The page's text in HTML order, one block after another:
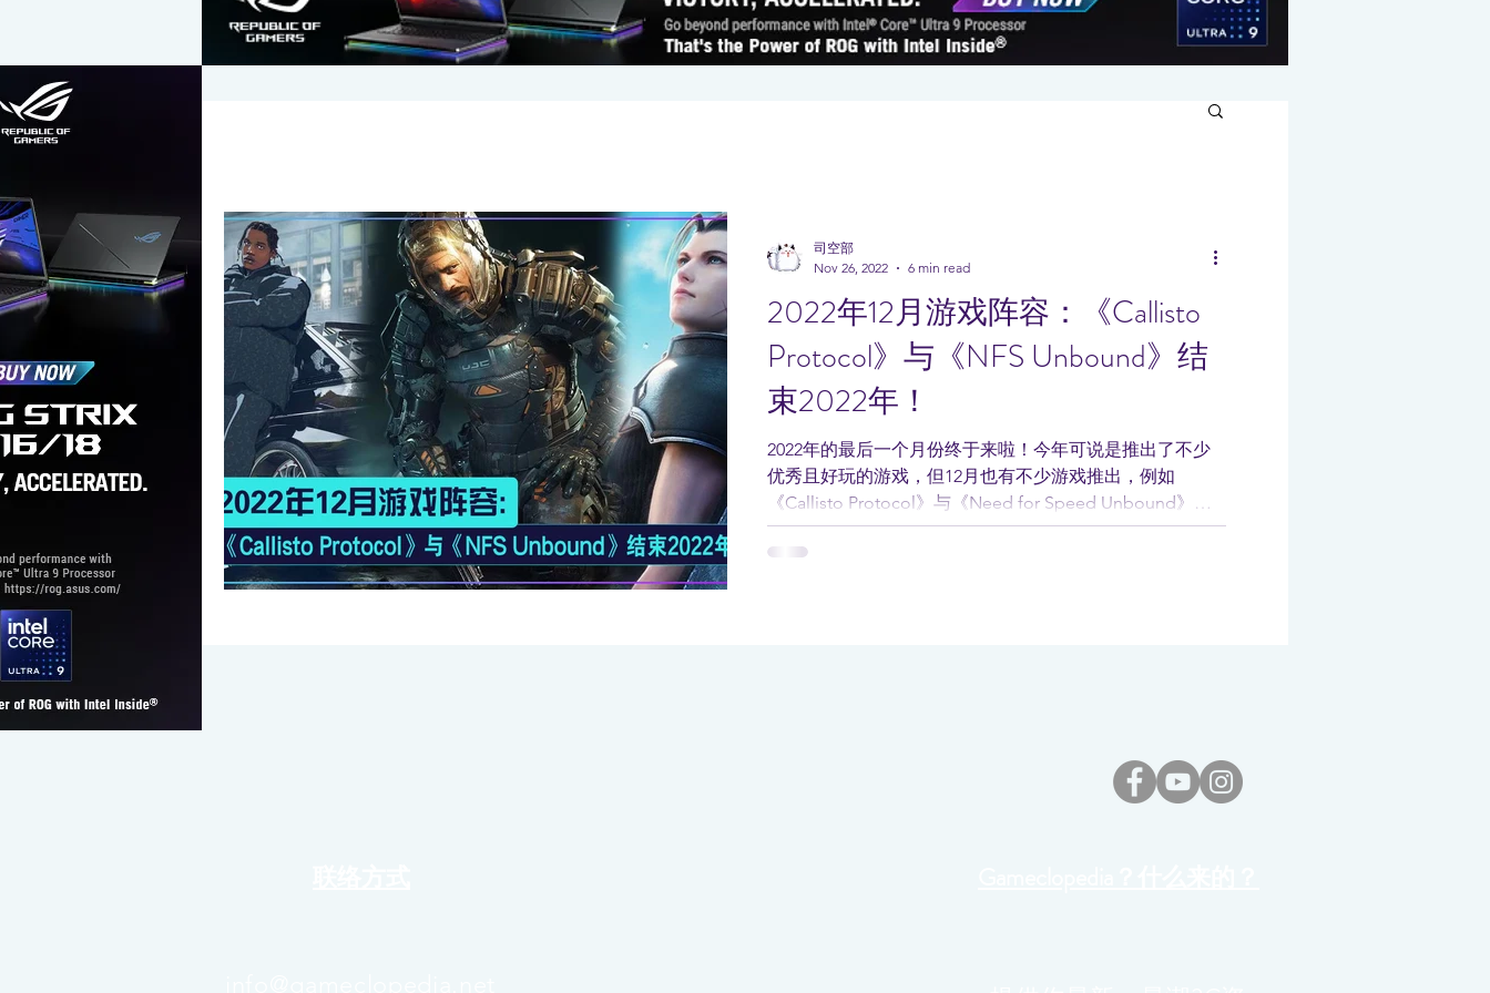
2022年12月游戏阵容：《Callisto
Protocol》与《NFS Unbound》结
束2022年！
2022年的最后一个月份终于来啦！今年可说是推出了不少
优秀且好玩的游戏，但12月也有不少游戏推出，例如
《Callisto Protocol》与《Need for Speed Unbound》完
美地结束2022年。现在就来看看2022年12月的游戏阵容
吧！...
司空部
Nov 26, 2022
6 min read